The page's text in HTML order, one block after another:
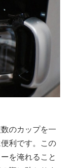
のカップを一
利です。この
を淹れること